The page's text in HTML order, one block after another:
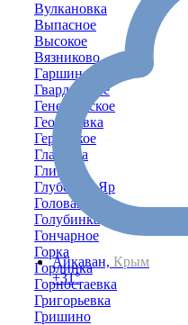
Айкаван, Крым
+31°
Вулкановка
Выпасное
Высокое
Вязниково
Гаршино
Гвардейское
Генеральское
Георгиевка
Геройское
Глазовка
Глинка
Глубокий-Яр
Головановка
Голубинка
Гончарное
Горка
Горлинка
Горностаевка
Григорьевка
Гришино